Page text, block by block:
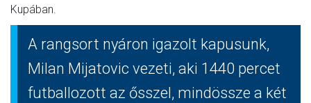
Kupában.
A rangsort nyáron igazolt kapusunk,
Milan Mijatovic vezeti, aki 1440 percet
futballozott az ősszel, mindössze a két